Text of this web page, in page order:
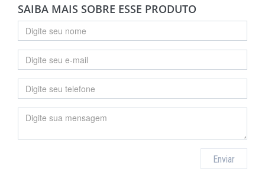
SAIBA MAIS SOBRE ESSE PRODUTO
Enviar